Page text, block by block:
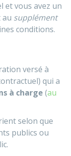
et vous avez un
au supplément
conditions.
versé à
qui a
à charge (au
selon que
publics ou